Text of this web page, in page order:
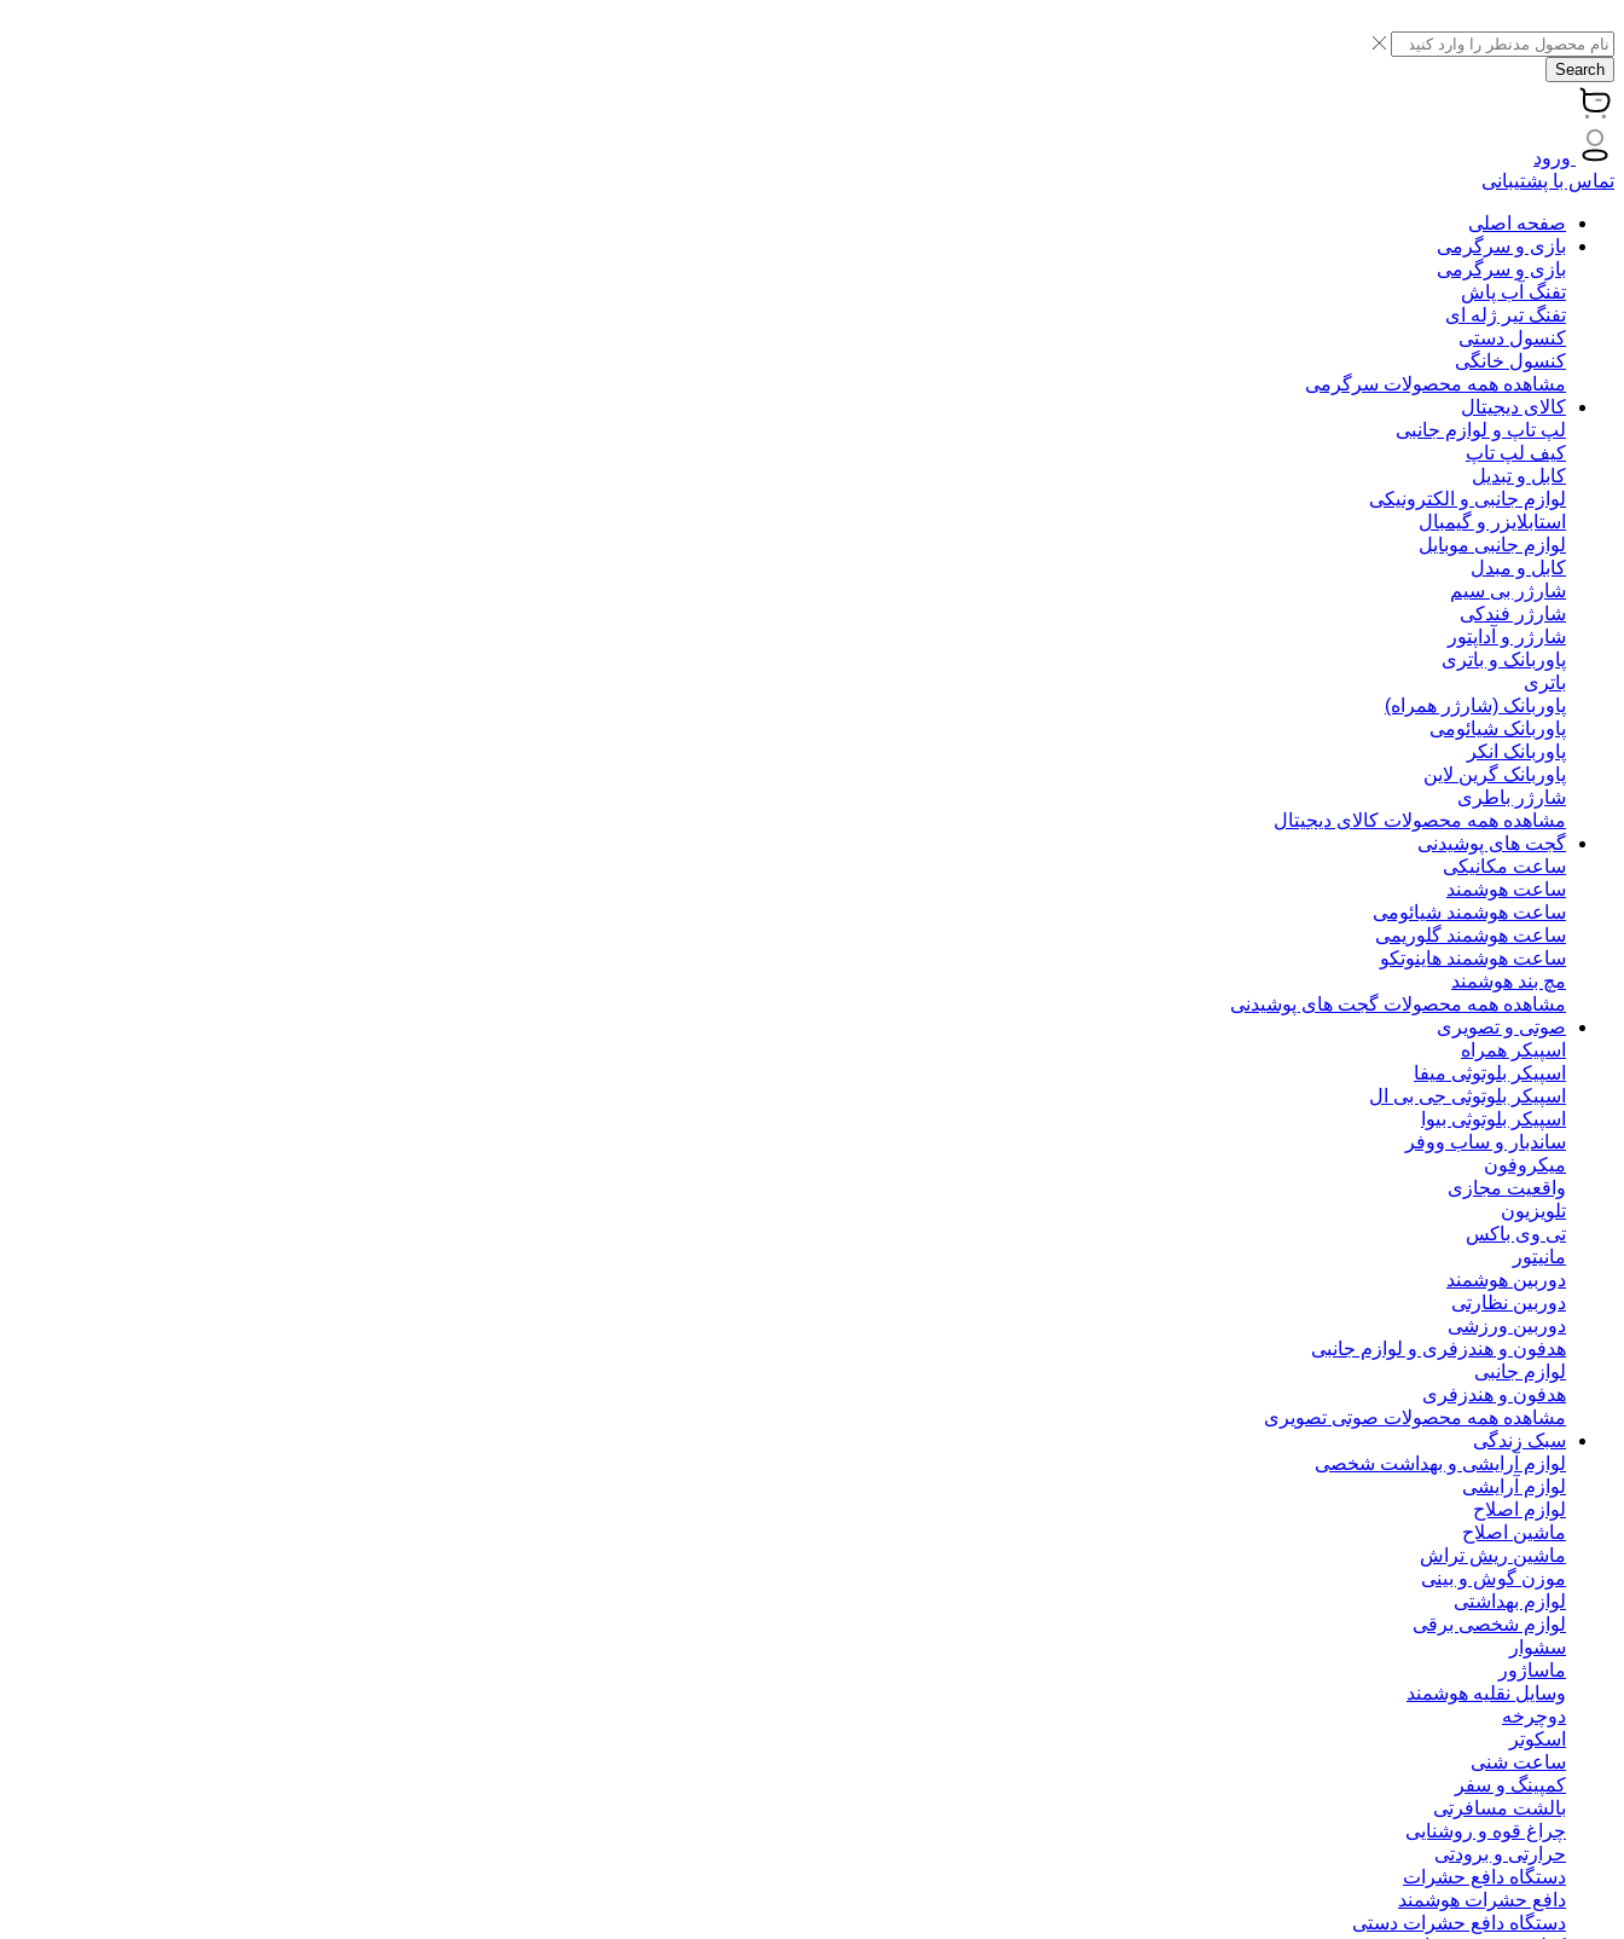
Search
ورود
تماس با پشتیبانی
صفحه اصلی
بازی و سرگرمی
بازی و سرگرمی
تفنگ آب پاش
تفنگ تیر ژله ای
کنسول دستی
کنسول خانگی
مشاهده همه محصولات سرگرمی
کالای دیجیتال
لپ تاپ و لوازم جانبی
کیف لپ تاپ
کابل و تبدیل
لوازم جانبی و الکترونیکی
استابلایزر و گیمبال
لوازم جانبی موبایل
کابل و مبدل
شارژر بی سیم
شارژر فندکی
شارژر و آداپتور
پاوربانک و باتری
باتری
پاوربانک (شارژر همراه)
پاوربانک شیائومی
پاوربانک انکر
پاوربانک گرین لاین
شارژر باطری
مشاهده همه محصولات کالای دیجیتال
گجت های پوشیدنی
ساعت مکانیکی
ساعت هوشمند
ساعت هوشمند شیائومی
ساعت هوشمند گلوریمی
ساعت هوشمند هاینوتکو
مچ بند هوشمند
مشاهده همه محصولات گجت های پوشیدنی
صوتی و تصویری
اسپیکر همراه
اسپیکر بلوتوثی میفا
اسپیکر بلوتوثی جی بی ال
اسپیکر بلوتوثی بیوا
ساندبار و ساب ووفر
میکروفون
واقعیت مجازی
تلویزیون
تی وی باکس
مانیتور
دوربین هوشمند
دوربین نظارتی
دوربین ورزشی
هدفون و هندزفری و لوازم جانبی
لوازم جانبی
هدفون و هندزفری
مشاهده همه محصولات صوتی تصویری
سبک زندگی
لوازم آرایشی و بهداشت شخصی
لوازم آرایشی
لوازم اصلاح
ماشین اصلاح
ماشین ریش تراش
موزن گوش و بینی
لوازم بهداشتی
لوازم شخصی برقی
سشوار
ماساژور
وسایل نقلیه هوشمند
دوچرخه
اسکوتر
ساعت شنی
کمپینگ و سفر
بالشت مسافرتی
چراغ قوه و روشنایی
حرارتی و برودتی
دستگاه دافع حشرات
دافع حشرات هوشمند
دستگاه دافع حشرات دستی